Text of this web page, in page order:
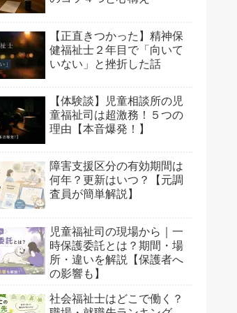
【正直きつかった】精神保
健福祉士２年目で「向いて
いない」と挫折した話
【体験談】児童相談所の児
童福祉司は超激務！５つの
理由【本音爆発！】
障害支援区分の有効期間は
何年？更新はいつ？【元調
査員が簡単解説】
児童福祉司の現場から｜一
時保護委託とは？期間・場
所・違いを解説【保護者へ
の影響も】
社会福祉士はどこで働く？